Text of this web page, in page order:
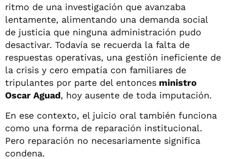
ritmo de una investigación que avanzaba
lentamente, alimentando una demanda social
de justicia que ninguna administración pudo
desactivar. Todavía se recuerda la falta de
respuestas operativas, una gestión ineficiente de
la crisis y cero empatía con familiares de
tripulantes por parte del entonces ministro
Oscar Aguad, hoy ausente de toda imputación.
En ese contexto, el juicio oral también funciona
como una forma de reparación institucional.
Pero reparación no necesariamente significa
condena.